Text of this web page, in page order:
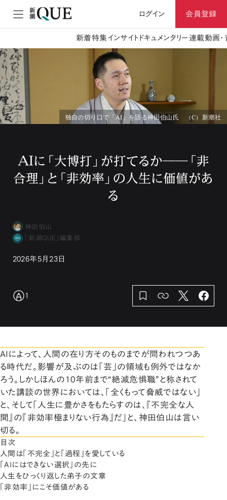
ログイン 会員登録
新着特集 インサイト ドキュメンタリー 連載動画
独自の切り口で「AI」を語る神田伯山氏 （C）新潮社
AIに「大博打」が打てるか――「非
合理」と「非効率」の人生に価値があ
る
神田伯山
「新潮QUE」編集部
2026年5月23日
1
AIによって、人間の在り方そのものまでが問われつつあ
る時代だ。影響が及ぶのは「芸」の領域も例外ではなか
ろう。しかしほんの10年前まで“絶滅危惧職”と称されて
いた講談の世界においては、「全くもって脅威ではない」
と、そして「人生に豊かさをもたらすのは、『不完全な人
間』の『非効率極まりない行為』だ」と、神田伯山は言い
切る。
目次
人間は「不完全」と「過程」を愛している
「AIにはできない選択」の先に
人生をひっくり返した弟子の文章
「非効率」にこそ価値がある